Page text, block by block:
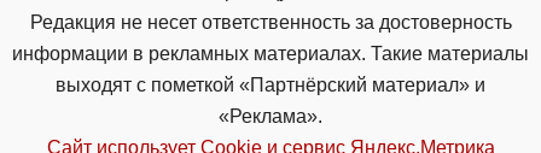
Редакция не несет ответственность за достоверность
информации в рекламных материалах. Такие материалы
выходят с пометкой «Партнёрский материал» и
«Реклама».
Сайт использует Cookie и сервиc Яндекс.Метрика